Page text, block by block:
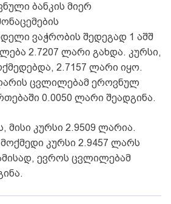
ბანკის მიერ
ვაჭრობის შედეგად 1 აშშ
2.7207 ლარი გახდა. კურსი,
2.7157 ლარი იყო.
ცვლილებამ ეროვნულ
0.0050 ლარი შეადგინა.
მისი კურსი 2.9509 ლარია.
კურსი 2.9457 ლარს
ევროს ცვლილებამ